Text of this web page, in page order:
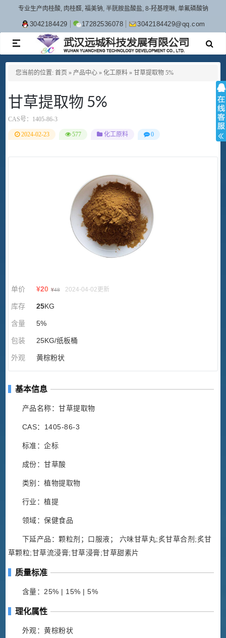
专业生产肉桂酸, 肉桂醛, 福美钠, 半胱胺盐酸盐, 8-羟基喹啉, 单氟磷酸钠
3042184429 17282536078 3042184429@qq.com
TOGGLE
NAVIGATION
您当前的位置: 首页 » 产品中心 » 化工原料 » 甘草提取物 5%
甘草提取物 5%
CAS号： 1405-86-3
2024-02-23 577 化工原料 0
单价 ¥20 ¥48 2024-04-02更新
库存 25KG
含量 5%
包装 25KG/纸板桶
外观 黄棕粉状
基本信息
产品名称：甘草提取物
CAS：1405-86-3
标准：企标
成份：甘草酸
类别：植物提取物
行业：植提
领域：保健食品
下延产品：颗粒剂；口服液； 六味甘草丸;炙甘草合剂;炙甘
草颗粒;甘草流浸膏;甘草浸膏;甘草甜素片
质量标准
含量：25% | 15% | 5%
理化属性
外观：黄棕粉状